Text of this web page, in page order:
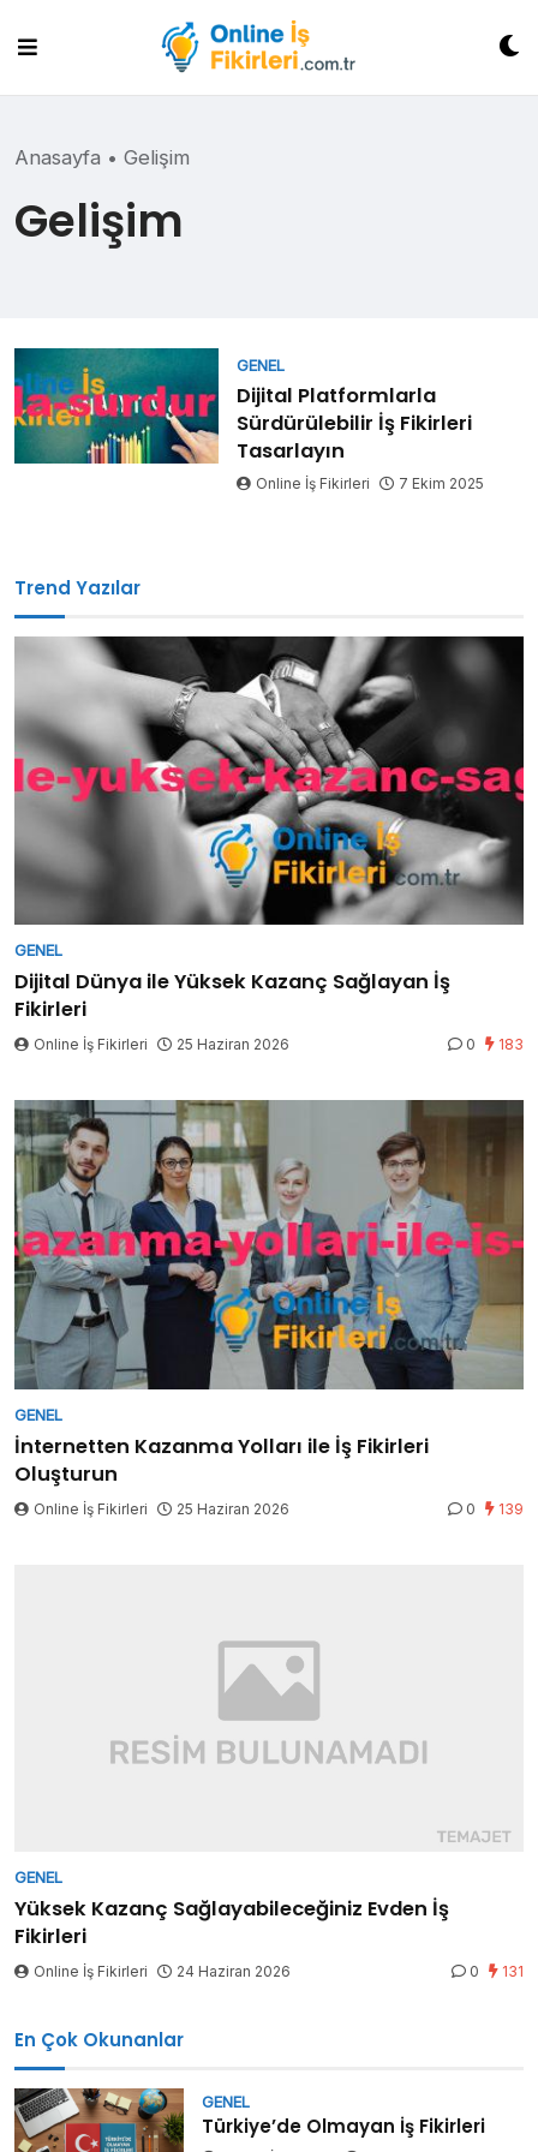
content
Anasayfa • Gelişim
Gelişim
GENEL
Dijital Platformlarla
Sürdürülebilir İş Fikirleri
Tasarlayın
Online İş Fikirleri 7 Ekim 2025
Trend Yazılar
GENEL
Dijital Dünya ile Yüksek Kazanç Sağlayan İş
Fikirleri
Online İş Fikirleri 25 Haziran 2026 0 183
GENEL
İnternetten Kazanma Yolları ile İş Fikirleri
Oluşturun
Online İş Fikirleri 25 Haziran 2026 0 139
GENEL
Yüksek Kazanç Sağlayabileceğiniz Evden İş
Fikirleri
Online İş Fikirleri 24 Haziran 2026 0 131
En Çok Okunanlar
GENEL
Türkiye’de Olmayan İş Fikirleri